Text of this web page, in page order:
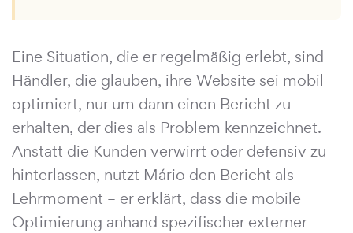
Eine Situation, die er regelmäßig erlebt, sind
Händler, die glauben, ihre Website sei mobil
optimiert, nur um dann einen Bericht zu
erhalten, der dies als Problem kennzeichnet.
Anstatt die Kunden verwirrt oder defensiv zu
hinterlassen, nutzt Mário den Bericht als
Lehrmoment – er erklärt, dass die mobile
Optimierung anhand spezifischer externer